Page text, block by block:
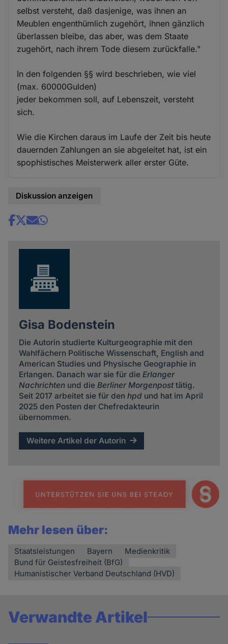
selbst versteht, daß dasjenige, was ihnen an
Meublen engenthümlich zugehört, ihnen gänzlich
überlassen bleibe, das aber, was dem Staate
zugehört, nach ihrem Tode diesem zurückfalle."
In den folgenden §§ wird beschrieben, wie viel
(max. 60000Gulden)
jeder bekommen soll, auf Lebenszeit, versteht
sich.
Wie die Kirchen daraus im Laufe der Zeit bis heute
dauernden Zahlungen an sie abgeleitet hat, ist ein
spophistisches Meisterwerk aller erster Güte.
Diskussion anzeigen
Share
Gisa Bodenstein
Die Autorin studierte Kulturgeographie mit den
Wahlfächern Politische Wissenschaft, English and
American Studies und Physische Geographie in
Erlangen. Danach war sie für die Erlanger
Nachrichtenund die Berliner Morgenposttätig.
Seit 2017 arbeitet sie für den hpdund hat im April
2025 den Posten der Chefredakteurin
übernommen.
Weitere Artikel der Autorin
Mehr lesen über:
Staatsleistungen Bayern
Medienkritik
Bund für Geistesfreiheit (BfG)
Humanistischer Verband Deutschland (HVD)
Verwandte Artikel